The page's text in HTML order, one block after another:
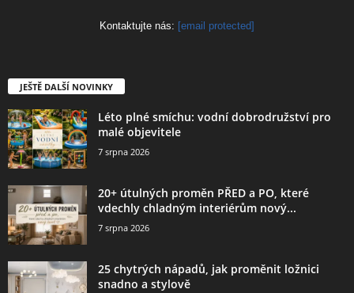
Kontaktujte nás: [email protected]
JEŠTĚ DALŠÍ NOVINKY
Léto plné smíchu: vodní dobrodružství pro
malé objevitele
7 srpna 2026
20+ útulných proměn PŘED a PO, které
vdechly chladným interiérům nový...
7 srpna 2026
25 chytrých nápadů, jak proměnit ložnici
snadno a stylově